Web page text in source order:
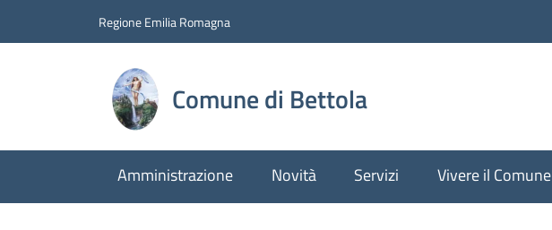
Regione Emilia Romagna
Comune di Bettola
Amministrazione Novità Servizi Vivere il Comune